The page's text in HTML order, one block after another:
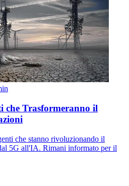
che Trasformeranno il
che stanno rivoluzionando il
5G all'IA. Rimani informato per il